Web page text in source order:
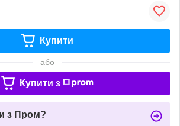
Купити
або
Купити з
з Пром?